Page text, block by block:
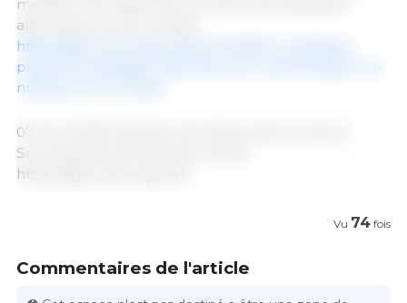
ministère de l’Agriculture et de la Souveraineté
alimentaire au lien suivant :
https://agriculture.gouv.fr/consultation-publique-
projet-de-strategie-nationale-pour-lalimentation-la-
nutrition-et-le-climat
07 avril 2025/ Ministère de l’Agriculture et de la
Souveraineté alimentaire/ France.
https://agriculture.gouv.fr
Vu 74 fois
Commentaires de l'article